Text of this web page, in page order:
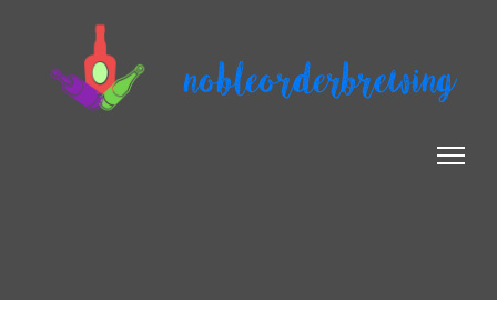
nobleorderbrewing